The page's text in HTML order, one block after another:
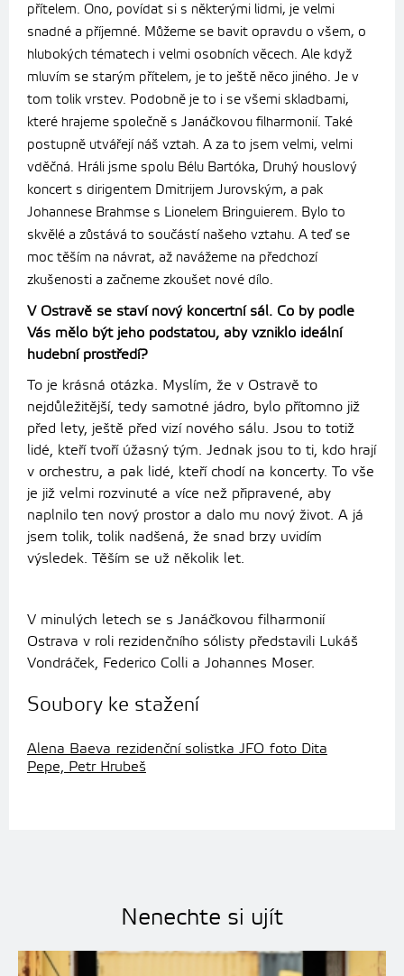
přítelem. Ono, povídat si s některými lidmi, je velmi
snadné a příjemné. Můžeme se bavit opravdu o všem, o
hlubokých tématech i velmi osobních věcech. Ale když
mluvím se starým přítelem, je to ještě něco jiného. Je v
tom tolik vrstev. Podobně je to i se všemi skladbami,
které hrajeme společně s Janáčkovou filharmonií. Také
postupně utvářejí náš vztah. A za to jsem velmi, velmi
vděčná. Hráli jsme spolu Bélu Bartóka, Druhý houslový
koncert s dirigentem Dmitrijem Jurovským, a pak
Johannese Brahmse s Lionelem Bringuierem. Bylo to
skvělé a zůstává to součástí našeho vztahu. A teď se
moc těším na návrat, až navážeme na předchozí
zkušenosti a začneme zkoušet nové dílo.
V Ostravě se staví nový koncertní sál. Co by podle
Vás mělo být jeho podstatou, aby vzniklo ideální
hudební prostředí?
To je krásná otázka. Myslím, že v Ostravě to
nejdůležitější, tedy samotné jádro, bylo přítomno již
před lety, ještě před vizí nového sálu. Jsou to totiž
lidé, kteří tvoří úžasný tým. Jednak jsou to ti, kdo hrají
v orchestru, a pak lidé, kteří chodí na koncerty. To vše
je již velmi rozvinuté a více než připravené, aby
naplnilo ten nový prostor a dalo mu nový život. A já
jsem tolik, tolik nadšená, že snad brzy uvidím
výsledek. Těším se už několik let.
V minulých letech se s Janáčkovou filharmonií
Ostrava v roli rezidenčního sólisty představili Lukáš
Vondráček, Federico Colli a Johannes Moser.
Soubory ke stažení
Alena Baeva_rezidenční solistka JFO_foto Dita
Pepe, Petr Hrubeš
Nenechte si ujít